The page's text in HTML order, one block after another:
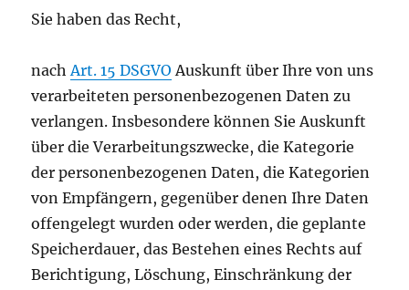
Sie haben das Recht,
nachArt. 15 DSGVO Auskunft über Ihre von uns
verarbeiteten personenbezogenen Daten zu
verlangen. Insbesondere können Sie Auskunft
über die Verarbeitungszwecke, die Kategorie
der personenbezogenen Daten, die Kategorien
von Empfängern, gegenüber denen Ihre Daten
offengelegt wurden oder werden, die geplante
Speicherdauer, das Bestehen eines Rechts auf
Berichtigung, Löschung, Einschränkung der